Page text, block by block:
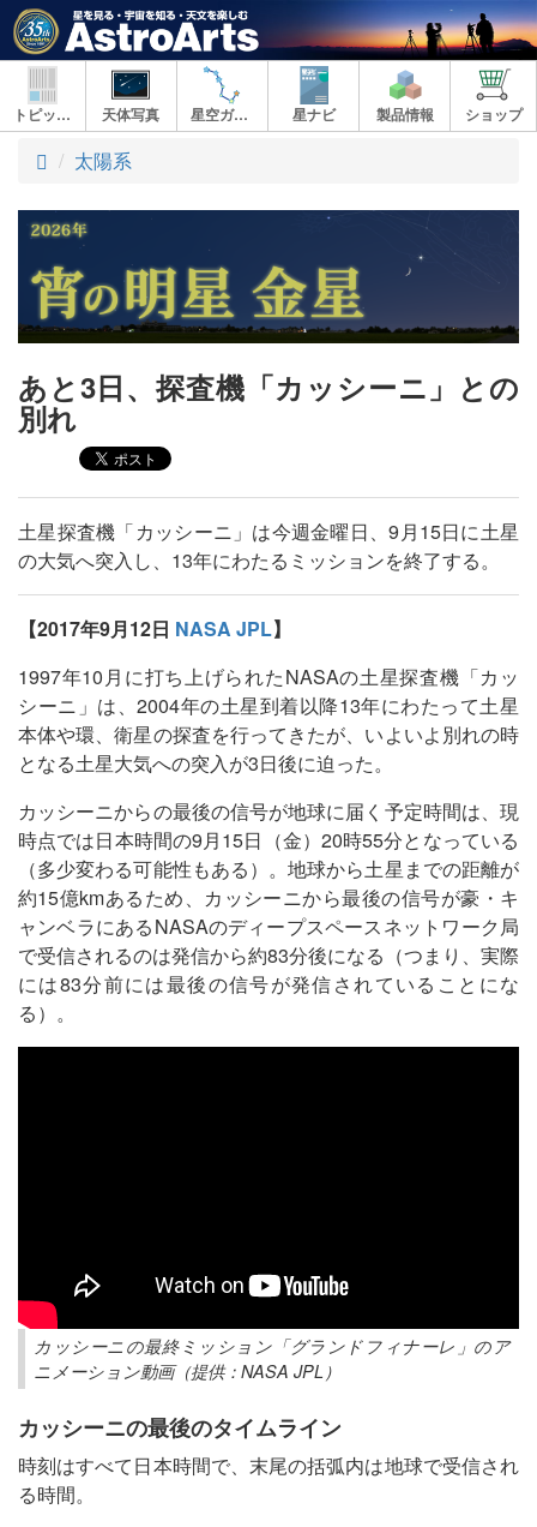
トピックス 天体写真 星空ガイド 星ナビ 製品情報 ショップ
ト
プ
太陽系
あと3日、探査機「カッシーニ」との
別れ
土星探査機「カッシーニ」は今週金曜日、9月15日に土星
の大気へ突入し、13年にわたるミッションを終了する。
【2017年9月12日 NASA JPL】
1997年10月に打ち上げられたNASAの土星探査機「カッ
シーニ」は、2004年の土星到着以降13年にわたって土星
本体や環、衛星の探査を行ってきたが、いよいよ別れの時
となる土星大気への突入が3日後に迫った。
カッシーニからの最後の信号が地球に届く予定時間は、現
時点では日本時間の9月15日（金）20時55分となっている
（多少変わる可能性もある）。地球から土星までの距離が
約15億kmあるため、カッシーニから最後の信号が豪・キ
ャンベラにあるNASAのディープスペースネットワーク局
で受信されるのは発信から約83分後になる（つまり、実際
には83分前には最後の信号が発信されていることにな
る）。
カッシーニの最終ミッション「グランドフィナーレ」のア
ニメーション動画（提供：NASA JPL）
カッシーニの最後のタイムライン
時刻はすべて日本時間で、末尾の括弧内は地球で受信され
る時間。